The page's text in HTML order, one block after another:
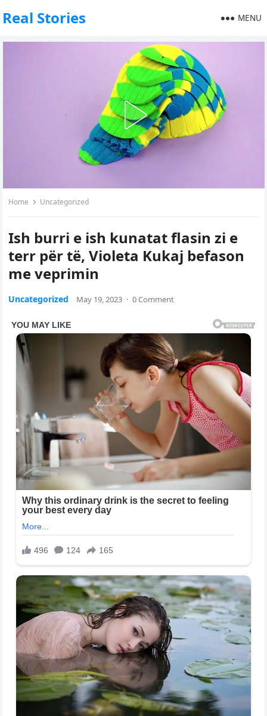
Real Stories MENU
Home Uncategorized
Ish burri e ish kunatat flasin zi e
terr për të, Violeta Kukaj befason
me veprimin
Uncategorized May 19, 2023 · 0 Comment